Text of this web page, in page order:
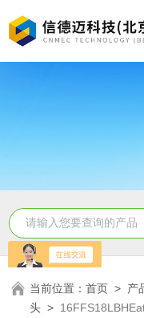
当前位置：首页 > 产
头 >